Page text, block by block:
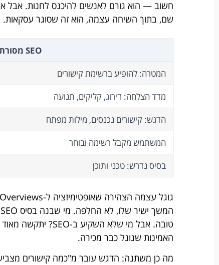
חשוב — הוא גורם לאנשים להיכנס לחנות. אבל
שם, בתוך השיחה עצמה, הוא זה שסוגר עסקאות.
SEO מסורתי
המטרה: להופיע ברשימת קישורים
מדד הצלחה: דירוג, קליקים, תנועה
הדגש: קישורים נכנסים, מילות מפתח
המשתמש מקבל רשימה ובוחר
בסיס נדרש: טכני ותוכן
האמינות שגוגל כבר מכירה.